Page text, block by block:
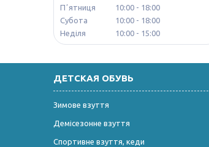
Пʼятниця
10:00
18:00
Субота
10:00
18:00
Неділя
10:00 15:00
ДЕТСКАЯ ОБУВЬ
Зимове взуття
Демісезонне взуття
Спортивне взуття, кеди